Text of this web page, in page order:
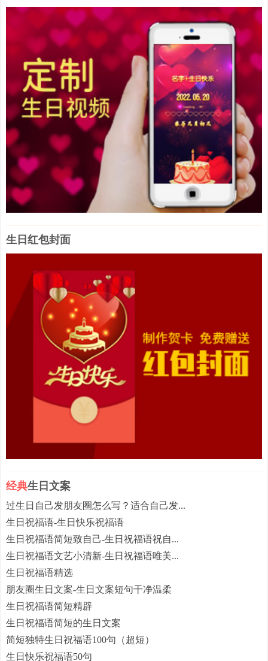
生日红包封面
经典生日文案
过生日自己发朋友圈怎么写？适合自己发...
生日祝福语-生日快乐祝福语
生日祝福语简短致自己-生日祝福语祝自...
生日祝福语文艺小清新-生日祝福语唯美...
生日祝福语精选
朋友圈生日文案-生日文案短句干净温柔
生日祝福语简短精辟
生日祝福语简短的生日文案
简短独特生日祝福语100句（超短）
生日快乐祝福语50句